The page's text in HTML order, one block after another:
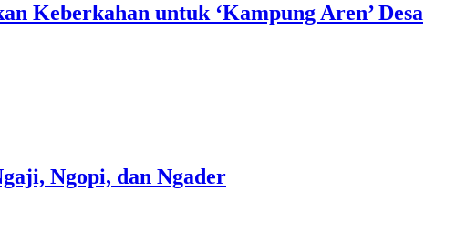
Keberkahan untuk ‘Kampung Aren’ Desa
Ngopi, dan Ngader